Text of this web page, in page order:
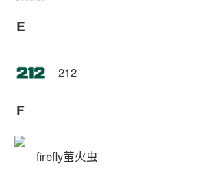
E
212
F
firefly萤火虫